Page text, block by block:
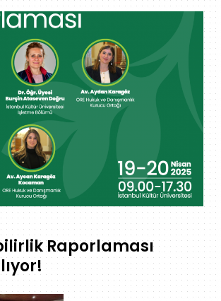
Raporlaması